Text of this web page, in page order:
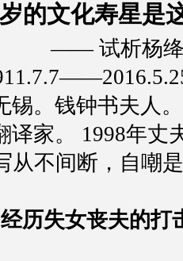
的文化寿星是
—— 试析杨
锡。钱钟书夫人
家。
1998年丈
从不间断，自嘲
经历失女丧夫的打